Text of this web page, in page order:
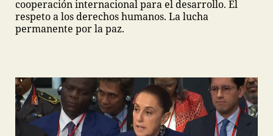
cooperación internacional para el desarrollo. El
respeto a los derechos humanos. La lucha
permanente por la paz.